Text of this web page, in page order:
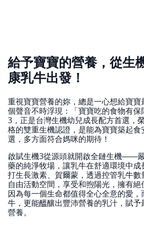
給予寶寶的營養，從生
康乳牛出發！
重視寶寶營養的妳，總是一心想給寶
個聲音不時浮現：「寶寶吃的食物有
3，正是台灣生機幼兒成長配方首選，
格的雙重生機認證，是能為寶寶築起
選，多方面符合媽咪的期待！
啟賦生機3從源頭就開啟全鏈生機――
藥的純淨牧場，讓乳牛在舒適環境中
打生長激素、賀爾蒙，透過控管乳牛數
自由活動空間，享受和煦陽光，擁有絕
因為每一個生命都值得全心全意的愛
牛，更能醞釀出豐沛營養的乳汁，賦予
營養。